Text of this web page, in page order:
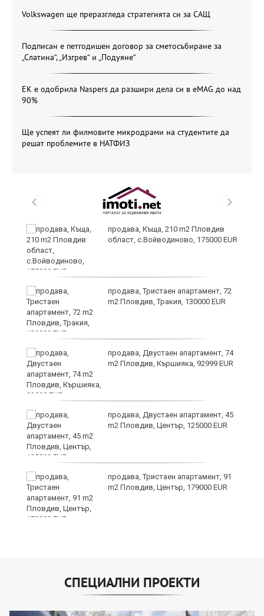
Volkswagen ще преразгледа стратегията си за САЩ
Подписан е петгодишен договор за сметосъбиране за
„Слатина“, „Изгрев“ и „Подуяне“
ЕК е одобрила Naspers да разшири дела си в eMAG до над
90%
Ще успеят ли филмовите микродрами на студентите да
решат проблемите в НАТФИЗ
продава, Къща, 210 m2 Пловдив
област, с.Войводиново, 175000 EUR
продава, Тристаен апартамент, 72
m2 Пловдив, Тракия, 130000 EUR
продава, Двустаен апартамент, 74
m2 Пловдив, Кършияка, 92999 EUR
продава, Двустаен апартамент, 45
m2 Пловдив, Център, 125000 EUR
продава, Тристаен апартамент, 91
m2 Пловдив, Център, 179000 EUR
СПЕЦИАЛНИ ПРОЕКТИ